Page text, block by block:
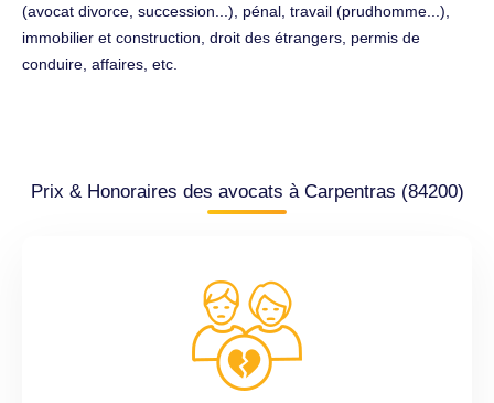
(avocat divorce, succession...), pénal, travail (prudhomme...),
immobilier et construction, droit des étrangers, permis de
conduire, affaires, etc.
Prix & Honoraires des avocats à Carpentras (84200)